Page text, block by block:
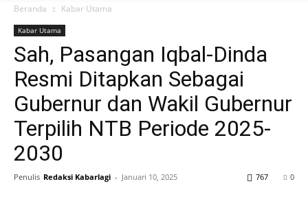
Beranda Kabar Utama
Kabar Utama
Sah, Pasangan Iqbal-Dinda
Resmi Ditapkan Sebagai
Gubernur dan Wakil Gubernur
Terpilih NTB Periode 2025-
2030
Penulis Redaksi Kabarlagi - Januari 10, 2025 0
767